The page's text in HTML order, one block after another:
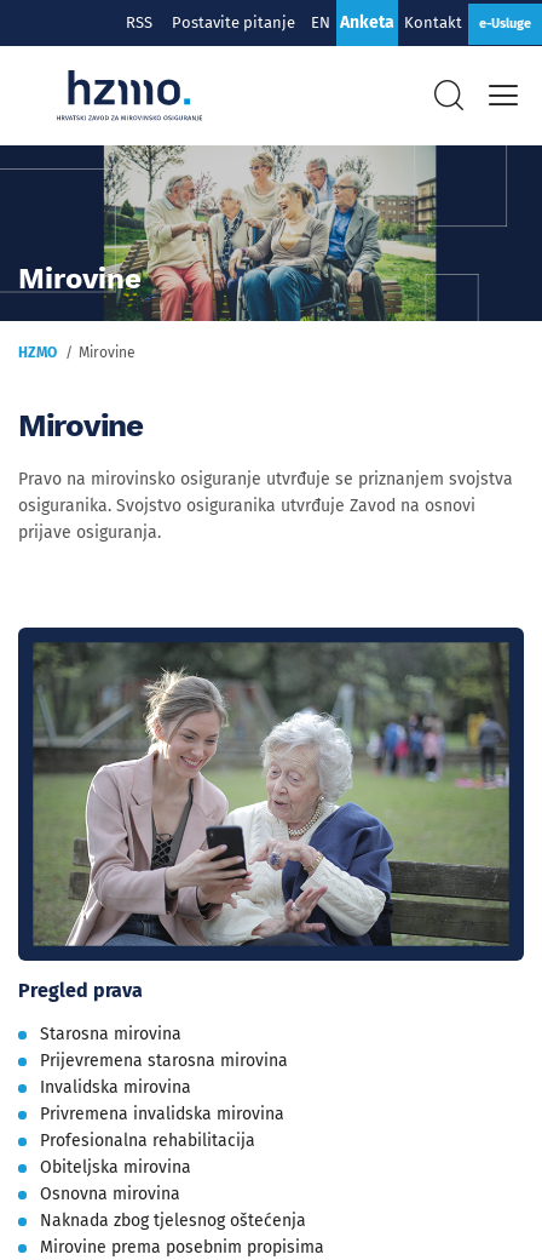
RSS Postavite pitanje EN Anketa Kontakt e-Usluge
Mirovine
HZMO Mirovine
Mirovine
Pravo na mirovinsko osiguranje utvrđuje se priznanjem svojstva
osiguranika. Svojstvo osiguranika utvrđuje Zavod na osnovi
prijave osiguranja.
Pregled prava
Starosna mirovina
Prijevremena starosna mirovina
Invalidska mirovina
Privremena invalidska mirovina
Profesionalna rehabilitacija
Obiteljska mirovina
Osnovna mirovina
Naknada zbog tjelesnog oštećenja
Mirovine prema posebnim propisima